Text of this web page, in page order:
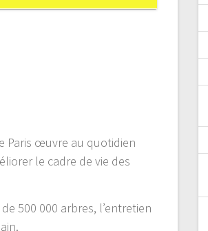
Paris œuvre au quotidien
le cadre de vie des
500 000 arbres, l’entretien